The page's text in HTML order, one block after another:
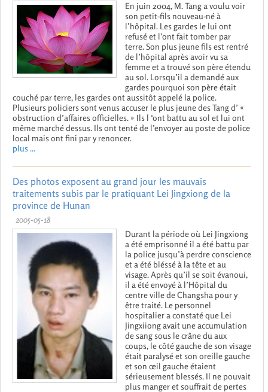
En juin 2004, M. Tang a voulu voir
son petit-fils nouveau-né à
l’hôpital. Les gardes le lui ont
refusé et l’ont fait tomber par
terre. Son plus jeune fils est rentré
de l’hôpital après avoir vu sa
femme et a trouvé son père étendu
au sol. Lorsqu’il a demandé aux
gardes pourquoi son père était
couché par terre, les gardes ont aussitôt appelé la police.
Plusieurs policiers sont venus accuser le plus jeune des Tang d’ «
obstruction d’affaires officielles. » Ils l ‘ont battu au sol et lui ont
même marché dessus. Ils ont tenté de l’envoyer au poste de police
local mais ont fini par y renoncer.
plus ...
Des photos exposent au grand jour les mauvais
traitements subis par le pratiquant Lei Jingxiong de la
province de Hunan
2005-05-18
Durant la période où Lei Jingxiong
a été emprisonné il a été battu par
la police jusqu’à perdre conscience
et a été bléssé à la tête et au
visage. Après qu’il se soit évanoui,
il a été envoyé à l’Hôpital du
centre ville de Changsha pour y
être traité. Le personnel
hospitalier a constaté que Lei
Jingxiiong avait une accumulation
de sang sous le crâne du aux
coups, le côté gauche de son visage
était paralysé et son oreille gauche
et son œil gauche étaient
sérieusement blessés. Il ne pouvait
plus manger et souffrait de pertes